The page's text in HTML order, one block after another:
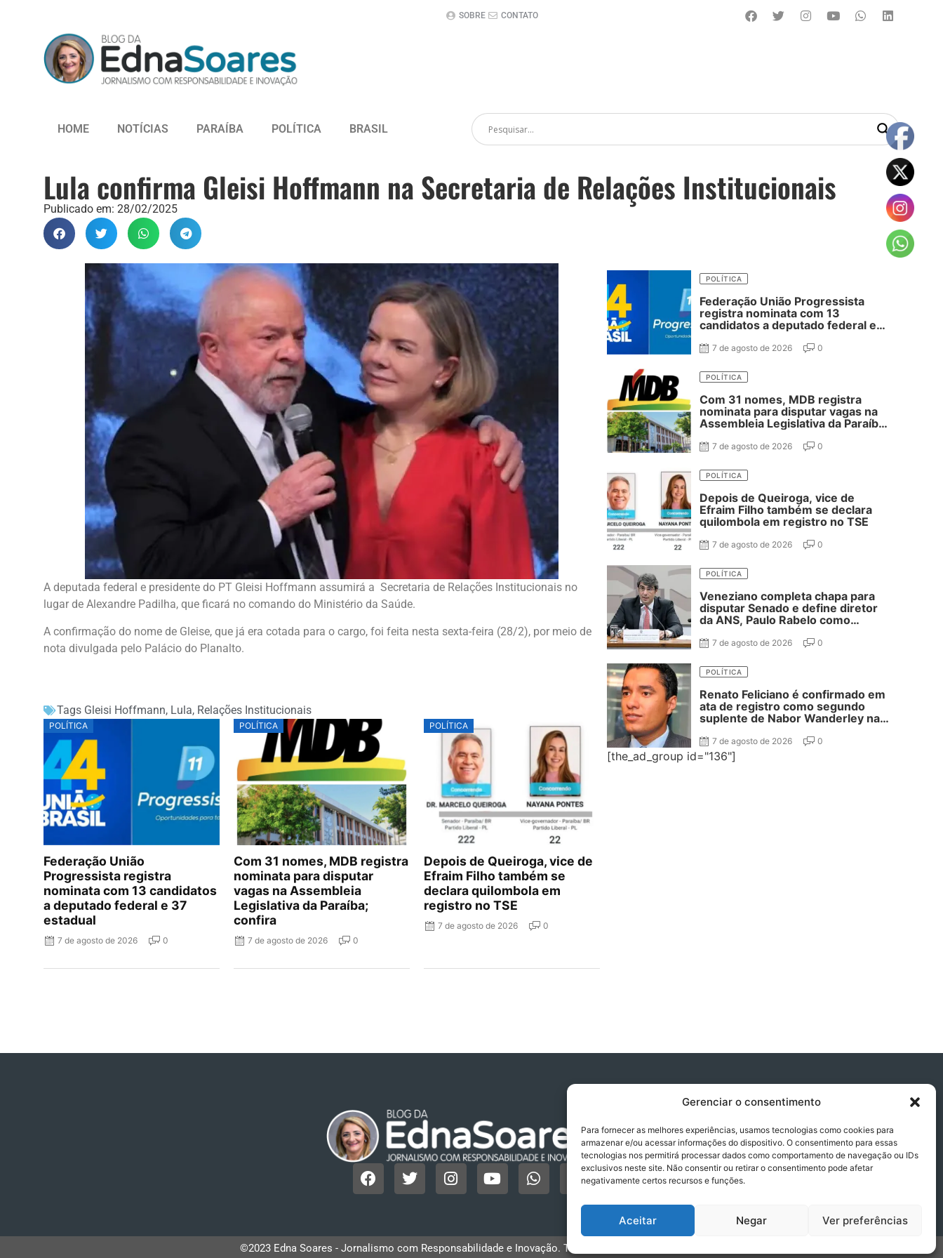
Gerenciar o consentimento
Para fornecer as melhores experiências, usamos tecnologias como cookies para
armazenar e/ou acessar informações do dispositivo. O consentimento para essas
tecnologias nos permitirá processar dados como comportamento de navegação ou IDs
exclusivos neste site. Não consentir ou retirar o consentimento pode afetar
negativamente certos recursos e funções.
Aceitar Negar Ver preferências
SOBRE CONTATO
HOME NOTÍCIAS PARAÍBA POLÍTICA BRASIL
Lula confirma Gleisi Hoffmann na Secretaria de Relações Institucionais
Publicado em: 28/02/2025
A deputada federal e presidente do PT Gleisi Hoffmann assumirá a Secretaria de Relações Institucionais no
lugar de Alexandre Padilha, que ficará no comando do Ministério da Saúde.
A confirmação do nome de Gleise, que já era cotada para o cargo, foi feita nesta sexta-feira (28/2), por meio de
nota divulgada pelo Palácio do Planalto.
Tags Gleisi Hoffmann, Lula, Relações Institucionais
POLÍTICA
Federação União
Progressista registra
nominata com 13 candidatos
a deputado federal e 37
estadual
7 de agosto de 2026 0
POLÍTICA
Com 31 nomes, MDB registra
nominata para disputar
vagas na Assembleia
Legislativa da Paraíba;
confira
7 de agosto de 2026 0
POLÍTICA
Depois de Queiroga, vice de
Efraim Filho também se
declara quilombola em
registro no TSE
7 de agosto de 2026 0
POLÍTICA
Federação União Progressista
registra nominata com 13
candidatos a deputado federal e
7 de agosto de 2026 0
POLÍTICA
Com 31 nomes, MDB registra
nominata para disputar vagas na
Assembleia Legislativa da Paraíba;
7 de agosto de 2026 0
POLÍTICA
Depois de Queiroga, vice de
Efraim Filho também se declara
quilombola em registro no TSE
7 de agosto de 2026 0
POLÍTICA
Veneziano completa chapa para
disputar Senado e define diretor
da ANS, Paulo Rabelo como
7 de agosto de 2026 0
POLÍTICA
Renato Feliciano é confirmado em
ata de registro como segundo
suplente de Nabor Wanderley na
7 de agosto de 2026 0
[the_ad_group id="136"]
©2023 Edna Soares - Jornalismo com Responsabilidade e Inovação. Todos os direitos reservados.